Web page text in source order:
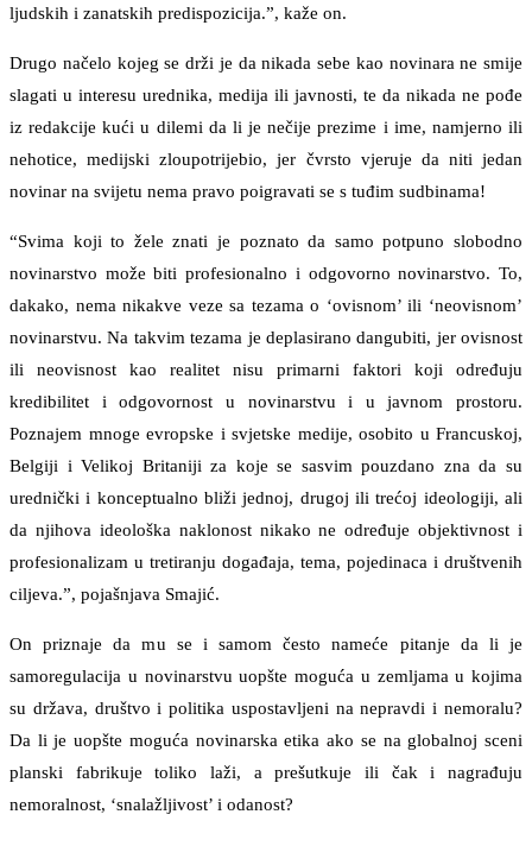
ljudskih i zanatskih predispozicija.”, kaže on.
Drugo načelo kojeg se drži je da nikada sebe kao novinara ne smije
slagati u interesu urednika, medija ili javnosti, te da nikada ne pođe
iz redakcije kući u dilemi da li je nečije prezime i ime, namjerno ili
nehotice, medijski zloupotrijebio, jer čvrsto vjeruje da niti jedan
novinar na svijetu nema pravo poigravati se s tuđim sudbinama!
“Svima koji to žele znati je poznato da samo potpuno slobodno
novinarstvo može biti profesionalno i odgovorno novinarstvo. To,
dakako, nema nikakve veze sa tezama o ‘ovisnom’ ili ‘neovisnom’
novinarstvu. Na takvim tezama je deplasirano dangubiti, jer ovisnost
ili neovisnost kao realitet nisu primarni faktori koji određuju
kredibilitet i odgovornost u novinarstvu i u javnom prostoru.
Poznajem mnoge evropske i svjetske medije, osobito u Francuskoj,
Belgiji i Velikoj Britaniji za koje se sasvim pouzdano zna da su
urednički i konceptualno bliži jednoj, drugoj ili trećoj ideologiji, ali
da njihova ideološka naklonost nikako ne određuje objektivnost i
profesionalizam u tretiranju događaja, tema, pojedinaca i društvenih
ciljeva.”, pojašnjava Smajić.
On priznaje da mu se i samom često nameće pitanje da li je
samoregulacija u novinarstvu uopšte moguća u zemljama u kojima
su država, društvo i politika uspostavljeni na nepravdi i nemoralu?
Da li je uopšte moguća novinarska etika ako se na globalnoj sceni
planski fabrikuje toliko laži, a prešutkuje ili čak i nagrađuju
nemoralnost, ‘snalažljivost’ i odanost?